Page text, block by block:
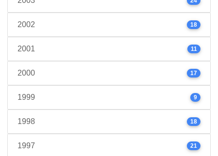
2002 18
2001 11
2000 17
1999 9
1998 18
1997 21